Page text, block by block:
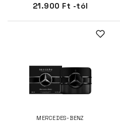
21.900 Ft -tól
MERCEDES-BENZ